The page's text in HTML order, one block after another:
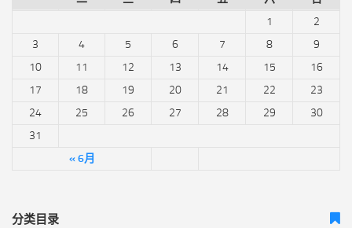
« 6月
1
2
3
4 5 6 7 8
9
10
11 12 13 14 15
16
17
18 19 20 21 22
23
24
25 26 27 28 29
30
31
分类目录